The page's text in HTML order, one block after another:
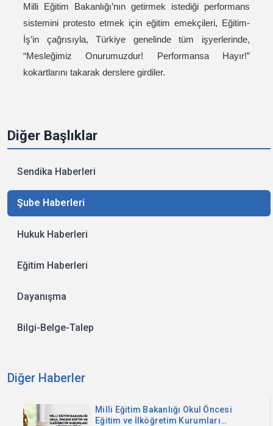
Diğer Başlıklar
Sendika Haberleri
Şube Haberleri
Hukuk Haberleri
Eğitim Haberleri
Dayanışma
Bilgi-Belge-Talep
Diğer Haberler
Milli Eğitim Bakanlığı Okul Öncesi
Eğitim ve İlköğretim Kurumları
Milli Eğitim Bakanlığı’nın getirmek istediği performans
sistemini protesto etmek için eğitim emekçileri, Eğitim-
İş’in çağrısıyla, Türkiye genelinde tüm işyerlerinde,
“Mesleğimiz Onurumuzdur! Performansa Hayır!”
kokartlarını takarak derslere girdiler.